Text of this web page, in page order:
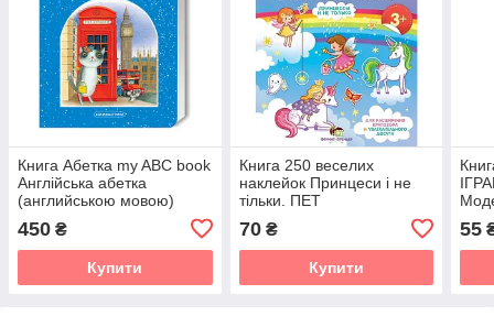
Книга Абетка my ABC book
Англійська абетка
(английською мовою)
450 ₴
Купити
Книга 250 веселих
наклейок Принцеси і не
тільки. ПЕТ
(російською мовою)
70₴
Купити
55